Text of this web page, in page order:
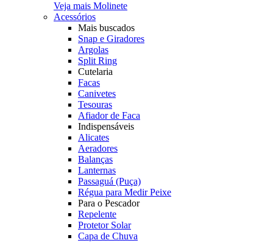
Veja mais Molinete
Acessórios
Mais buscados
Snap e Giradores
Argolas
Split Ring
Cutelaria
Facas
Canivetes
Tesouras
Afiador de Faca
Indispensáveis
Alicates
Aeradores
Balanças
Lanternas
Passaguá (Puça)
Régua para Medir Peixe
Para o Pescador
Repelente
Protetor Solar
Capa de Chuva